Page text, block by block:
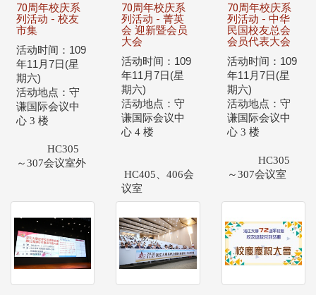
70周年校庆系
列活动 - 校友
市集
活动时间： 109
年11 月 7日 (星
期六)
活动地点：守
谦国际会议中
心 3 楼
HC305
～307会议室外
70周年校庆系
列活动 - 菁英
会 迎新暨会员
大会
活动时间： 109
年11 月7日 (星
期六)
活动地点：守
谦国际会议中
心 4 楼
HC405、406会
议室
70周年校庆系
列活动 - 中华
民国校友总会
会员代表大会
活动时间： 109
年11 月 7日 (星
期六)
活动地点：守
谦国际会议中
心 3 楼
HC305
～307会议室